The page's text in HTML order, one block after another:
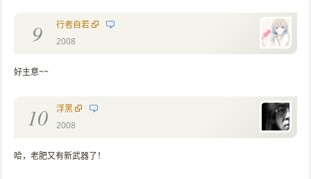
9
行者自若
2008
好主意~~
10
浮黑
2008
哈，老肥又有新武器了！